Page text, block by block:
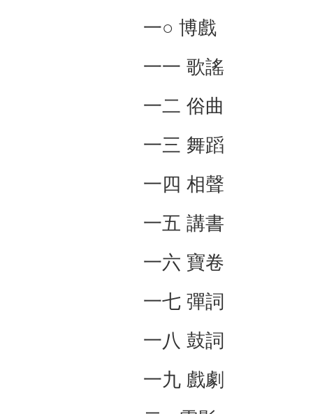
一○ 博戲
一一 歌謠
一二 俗曲
一三 舞蹈
一四 相聲
一五 講書
一六 寶卷
一七 彈詞
一八 鼓詞
一九 戲劇